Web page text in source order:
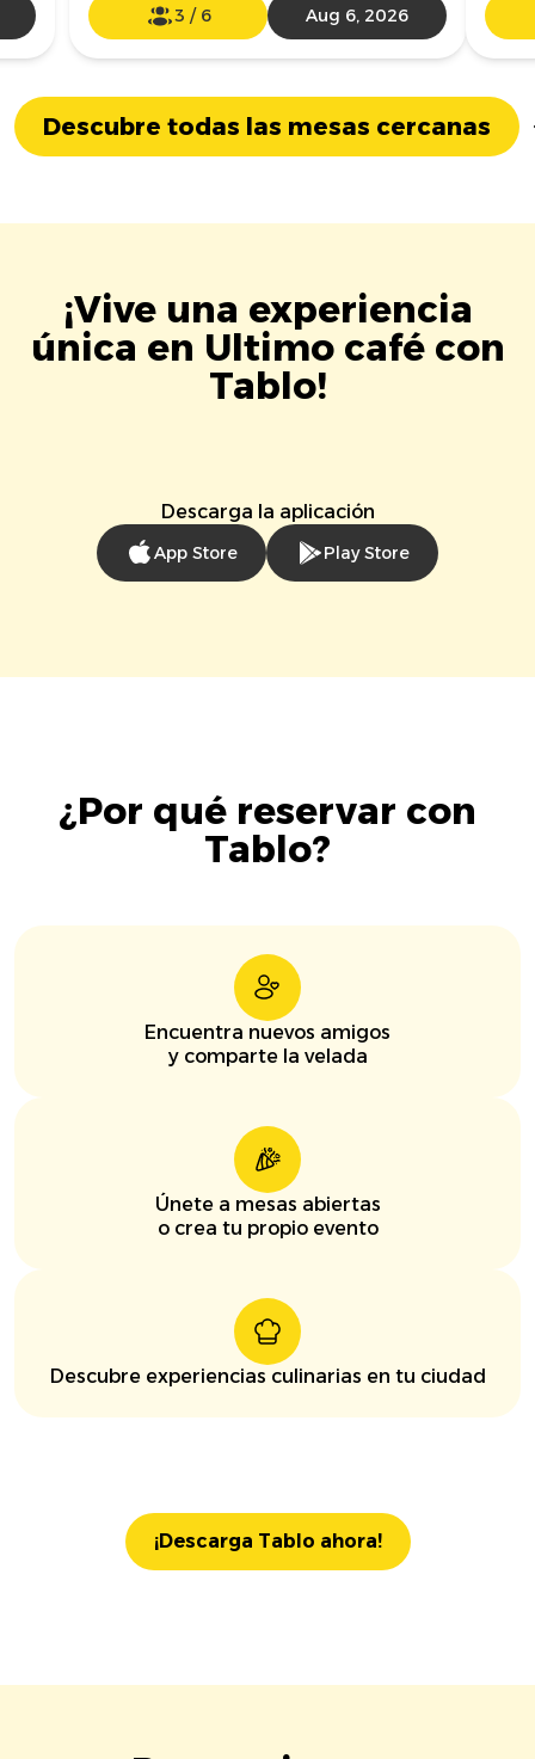
3 / 6 Aug 6, 2026
Descubre todas las mesas cercanas
¡Vive una experiencia
única en Ultimo café con
Tablo!
Descarga la aplicación
App Store Play Store
¿Por qué reservar con
Tablo?
Encuentra nuevos amigos
y comparte la velada
Únete a mesas abiertas
o crea tu propio evento
Descubre experiencias culinarias en tu ciudad
¡Descarga Tablo ahora!